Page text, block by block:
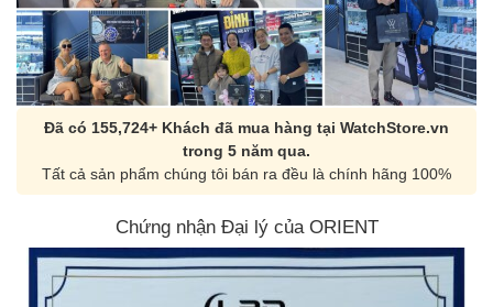
Đã có 155,724+ Khách đã mua hàng tại WatchStore.vn
trong 5 năm qua.
Tất cả sản phẩm chúng tôi bán ra đều là chính hãng 100%
Chứng nhận Đại lý của ORIENT